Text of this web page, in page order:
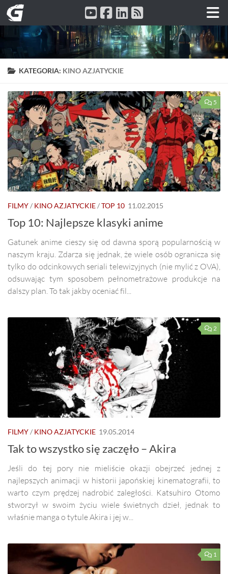
Przeskocz do treści
KATEGORIA: KINO AZJATYCKIE
5
FILMY/ KINO AZJATYCKIE/TOP 10 11.02.2015
Top 10: Najlepsze klasyki anime
Gatunek anime cieszy się od dawna sporą popularnością w
naszym kraju. Zdarza się jednak, że wiele osób ogranicza się
tylko do odcinkowych seriali telewizyjnych (nie mylić z OVA),
odsuwając tym sposobem pełnometrażowe produkcje na
dalszy plan. To tak jakby oceniać fil...
2
FILMY/ KINO AZJATYCKIE 19.05.2014
Tak to wszystko się zaczęło – Akira
Jeśli do tej pory nie mieliście okazji obejrzeć jednej z
najlepszych animacji w historii japońskiej kinematografii, to
warto czym prędzej nadrobić zaległości. Katsuhiro Otomo
stworzył w swoim życiu wiele świetnych dzieł, jednak to
właśnie manga o tytule Akira i jej w...
1